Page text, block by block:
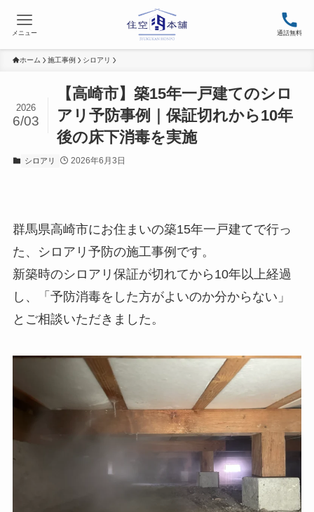
通話無料
メニュー
ホーム 施工事例 シロアリ
【高崎市】築15年一戸建てのシロ
アリ予防事例｜保証切れから10年
後の床下消毒を実施
2026
6/03
シロアリ 2026年6月3日
群馬県高崎市にお住まいの築15年一戸建てで行っ
た、シロアリ予防の施工事例です。
新築時のシロアリ保証が切れてから10年以上経過
し、「予防消毒をした方がよいのか分からない」
とご相談いただきました。